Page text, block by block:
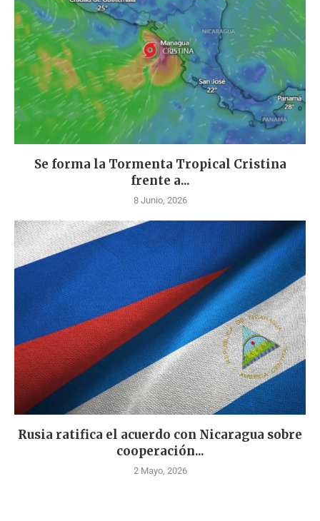
Se forma la Tormenta Tropical Cristina
frente a...
8 Junio, 2026
Rusia ratifica el acuerdo con Nicaragua sobre
cooperación...
2 Mayo, 2026